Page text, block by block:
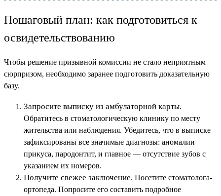
Пошаговый план: как подготовиться к
освидетельствованию
Чтобы решение призывной комиссии не стало неприятным
сюрпризом, необходимо заранее подготовить доказательную
базу.
Запросите выписку из амбулаторной карты.
Обратитесь в стоматологическую клинику по месту
жительства или наблюдения. Убедитесь, что в выписке
зафиксированы все значимые диагнозы: аномалии
прикуса, пародонтит, и главное — отсутствие зубов с
указанием их номеров.
Получите свежее заключение. Посетите стоматолога-
ортопеда. Попросите его составить подробное